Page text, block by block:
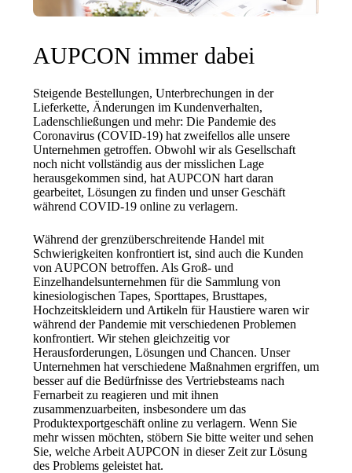
AUPCON immer dabei
Steigende Bestellungen, Unterbrechungen in der
Lieferkette, Änderungen im Kundenverhalten,
Ladenschließungen und mehr: Die Pandemie des
Coronavirus (COVID-19) hat zweifellos alle unsere
Unternehmen getroffen. Obwohl wir als Gesellschaft
noch nicht vollständig aus der misslichen Lage
herausgekommen sind, hat AUPCON hart daran
gearbeitet, Lösungen zu finden und unser Geschäft
während COVID-19 online zu verlagern.
Während der grenzüberschreitende Handel mit
Schwierigkeiten konfrontiert ist, sind auch die Kunden
von AUPCON betroffen. Als Groß- und
Einzelhandelsunternehmen für die Sammlung von
kinesiologischen Tapes, Sporttapes, Brusttapes,
Hochzeitskleidern und Artikeln für Haustiere waren wir
während der Pandemie mit verschiedenen Problemen
konfrontiert. Wir stehen gleichzeitig vor
Herausforderungen, Lösungen und Chancen. Unser
Unternehmen hat verschiedene Maßnahmen ergriffen, um
besser auf die Bedürfnisse des Vertriebsteams nach
Fernarbeit zu reagieren und mit ihnen
zusammenzuarbeiten, insbesondere um das
Produktexportgeschäft online zu verlagern. Wenn Sie
mehr wissen möchten, stöbern Sie bitte weiter und sehen
Sie, welche Arbeit AUPCON in dieser Zeit zur Lösung
des Problems geleistet hat.